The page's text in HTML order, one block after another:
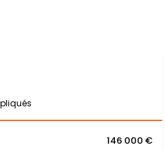
146 000 €